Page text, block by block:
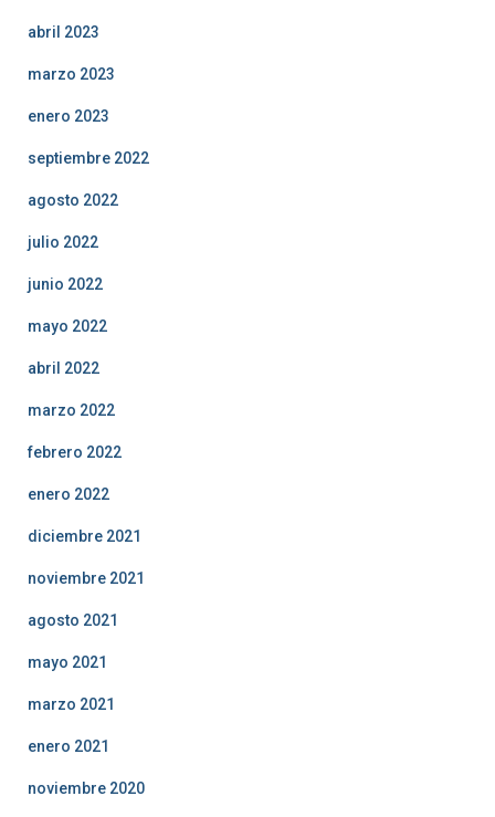
abril 2023
marzo 2023
enero 2023
septiembre 2022
agosto 2022
julio 2022
junio 2022
mayo 2022
abril 2022
marzo 2022
febrero 2022
enero 2022
diciembre 2021
noviembre 2021
agosto 2021
mayo 2021
marzo 2021
enero 2021
noviembre 2020